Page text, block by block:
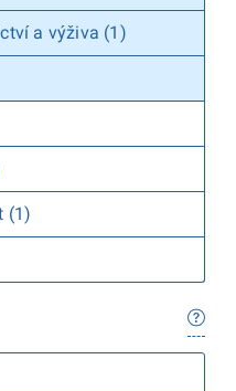
a výživa (1)
(1)